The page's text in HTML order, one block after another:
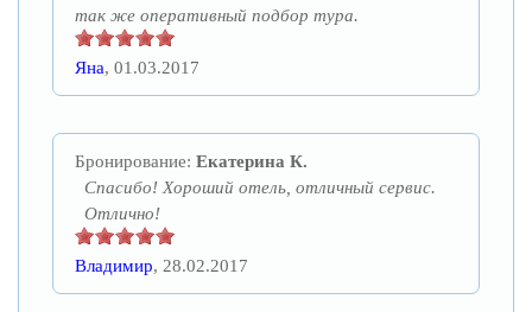
так же оперативный подбор тура.
Яна, 01.03.2017
Бронирование: Екатерина К.
Спасибо! Хороший отель, отличный сервис.
Отлично!
Владимир, 28.02.2017